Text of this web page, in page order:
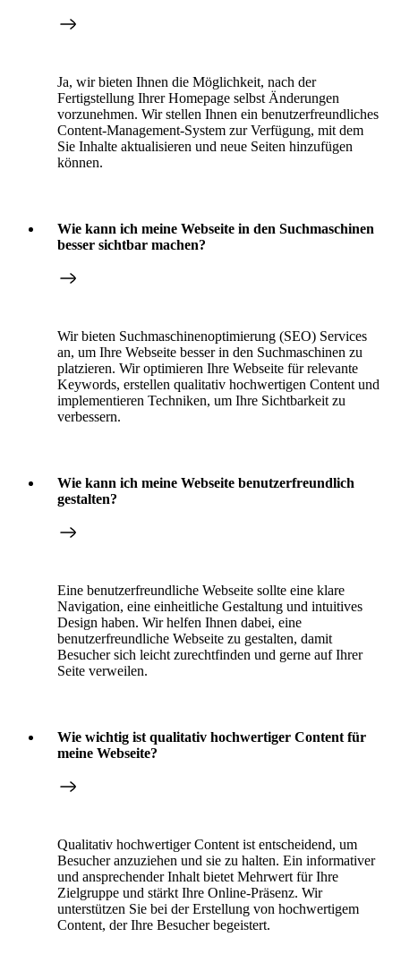
Ja, wir bieten Ihnen die Möglichkeit, nach der
Fertigstellung Ihrer Homepage selbst Änderungen
vorzunehmen. Wir stellen Ihnen ein benutzerfreundliches
Content-Management-System zur Verfügung, mit dem
Sie Inhalte aktualisieren und neue Seiten hinzufügen
können.
Wie kann ich meine Webseite in den Suchmaschinen
besser sichtbar machen?
Wir bieten Suchmaschinenoptimierung (SEO) Services
an, um Ihre Webseite besser in den Suchmaschinen zu
platzieren. Wir optimieren Ihre Webseite für relevante
Keywords, erstellen qualitativ hochwertigen Content und
implementieren Techniken, um Ihre Sichtbarkeit zu
verbessern.
Wie kann ich meine Webseite benutzerfreundlich
gestalten?
Eine benutzerfreundliche Webseite sollte eine klare
Navigation, eine einheitliche Gestaltung und intuitives
Design haben. Wir helfen Ihnen dabei, eine
benutzerfreundliche Webseite zu gestalten, damit
Besucher sich leicht zurechtfinden und gerne auf Ihrer
Seite verweilen.
Wie wichtig ist qualitativ hochwertiger Content für
meine Webseite?
Qualitativ hochwertiger Content ist entscheidend, um
Besucher anzuziehen und sie zu halten. Ein informativer
und ansprechender Inhalt bietet Mehrwert für Ihre
Zielgruppe und stärkt Ihre Online-Präsenz. Wir
unterstützen Sie bei der Erstellung von hochwertigem
Content, der Ihre Besucher begeistert.